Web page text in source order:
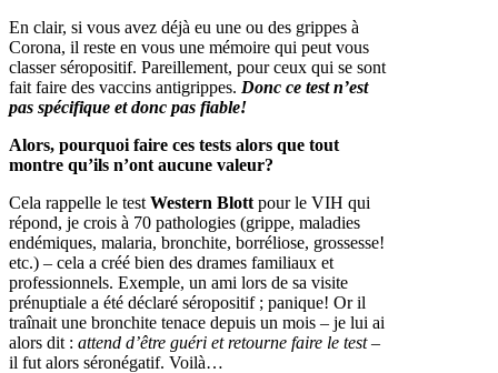
En clair, si vous avez déjà eu une ou des grippes à
Corona, il reste en vous une mémoire qui peut vous
classer séropositif. Pareillement, pour ceux qui se sont
fait faire des vaccins antigrippes. Donc ce test n’est
pas spécifique et donc pas fiable!
Alors, pourquoi faire ces tests alors que tout
montre qu’ils n’ont aucune valeur?
Cela rappelle le test Western Blott pour le VIH qui
répond, je crois à 70 pathologies (grippe, maladies
endémiques, malaria, bronchite, borréliose, grossesse!
etc.) – cela a créé bien des drames familiaux et
professionnels. Exemple, un ami lors de sa visite
prénuptiale a été déclaré séropositif ; panique! Or il
traînait une bronchite tenace depuis un mois – je lui ai
alors dit : attend d’être guéri et retourne faire le test–
il fut alors séronégatif. Voilà…